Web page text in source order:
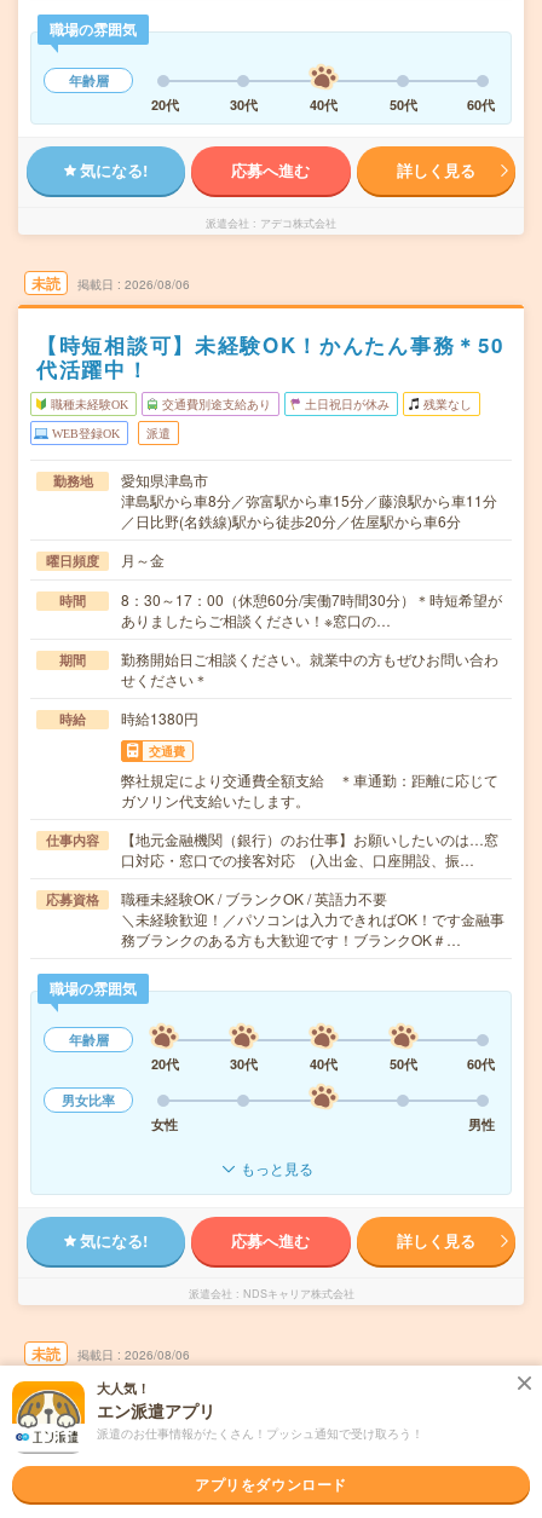
職場の雰囲気
年齢層
20代
30代 40代 50代 60代
気になる! 応募へ進む 詳しく見る
派遣会社 アデコ株式会社
未読 掲載日 2026/08/06
【時短相談可】未経験OK！かんたん事務＊50
代活躍中！
職種未経験OK 交通費別途支給あり 土日祝日が休み 残業なし
WEB登録OK 派遣
勤務地
愛知県津島市
津島駅から車8分／弥富駅から車15分／藤浪駅から車11分
／日比野(名鉄線)駅から徒歩20分／佐屋駅から車6分
曜日頻度 月～金
時間
8：30～17：00（休憩60分/実働7時間30分）＊時短希望が
ありましたらご相談ください！※窓口の…
期間
勤務開始日ご相談ください。就業中の方もぜひお問い合わ
せください＊
時給 時給1380円
交通費
弊社規定により交通費全額支給 ＊車通勤：距離に応じて
ガソリン代支給いたします。
仕事内容
【地元金融機関（銀行）のお仕事】お願いしたいのは…窓
口対応・窓口での接客対応 (入出金、口座開設、振…
応募資格
職種未経験OK / ブランクOK / 英語力不要
＼未経験歓迎！／パソコンは入力できればOK！です金融事
務ブランクのある方も大歓迎です！ブランクOK＃…
職場の雰囲気
年齢層
20代
30代 40代 50代
60代
男女比率
女性
男性
もっと見る
気になる! 応募へ進む 詳しく見る
派遣会社 NDSキャリア株式会社
未読 掲載日 2026/08/06
【未経験から正社員へ】サポート充実で安心
＊天白の金融機関で事務・窓口
交通費別途支給あり
正社員への紹介予定派遣
大人気！
エン派遣アプリ
派遣のお仕事情報がたくさん！プッシュ通知で受け取ろう！
アプリをダウンロード